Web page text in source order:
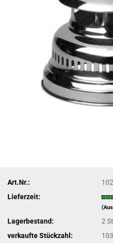
Art.Nr.:
Lieferzeit:
Lagerbestand: 2
verkaufte Stückzahl:
103